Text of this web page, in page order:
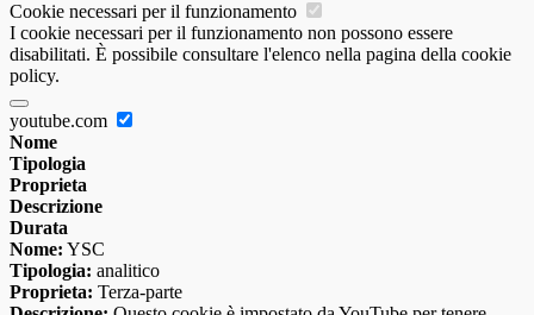
Cookie necessari per il funzionamento
I cookie necessari per il funzionamento non possono essere
disabilitati. È possibile consultare l'elenco nella pagina della cookie
policy.
youtube.com
Nome
Tipologia
Proprieta
Descrizione
Durata
Nome: YSC
Tipologia: analitico
Proprieta: Terza-parte